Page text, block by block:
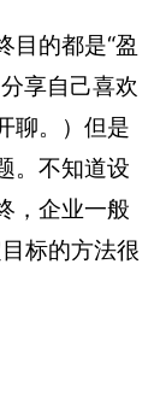
目的都是“盈
享自己喜欢
聊。）但是
。不知道设
，企业一般
标的方法很